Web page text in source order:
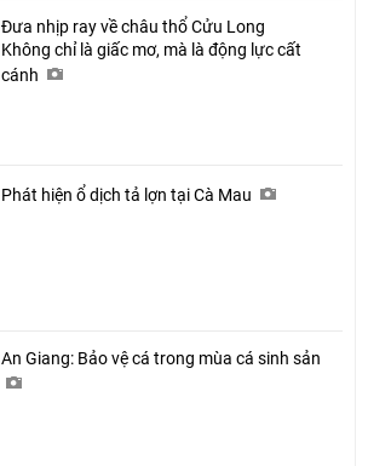
Đưa nhịp ray về châu thổ Cửu Long
Không chỉ là giấc mơ, mà là động lực cất
cánh
Phát hiện ổ dịch tả lợn tại Cà Mau
An Giang: Bảo vệ cá trong mùa cá sinh sản